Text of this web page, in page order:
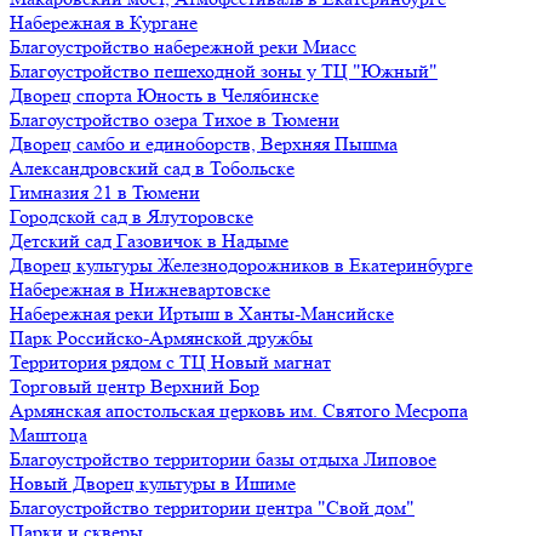
Набережная в Кургане
Благоустройство набережной реки Миасс
Благоустройство пешеходной зоны у ТЦ "Южный"
Дворец спорта Юность в Челябинске
Благоустройство озера Тихое в Тюмени
Дворец самбо и единоборств, Верхняя Пышма
Александровский сад в Тобольске
Гимназия 21 в Тюмени
Городской сад в Ялуторовске
Детский сад Газовичок в Надыме
Дворец культуры Железнодорожников в Екатеринбурге
Набережная в Нижневартовске
Набережная реки Иртыш в Ханты-Мансийске
Парк Российско-Армянской дружбы
Территория рядом с ТЦ Новый магнат
Торговый центр Верхний Бор
Армянская апостольская церковь им. Святого Месропа
Маштоца
Благоустройство территории базы отдыха Липовое
Нoвый Двoрeц культуры в Ишимe
Благоустройство территории центра "Свой дом"